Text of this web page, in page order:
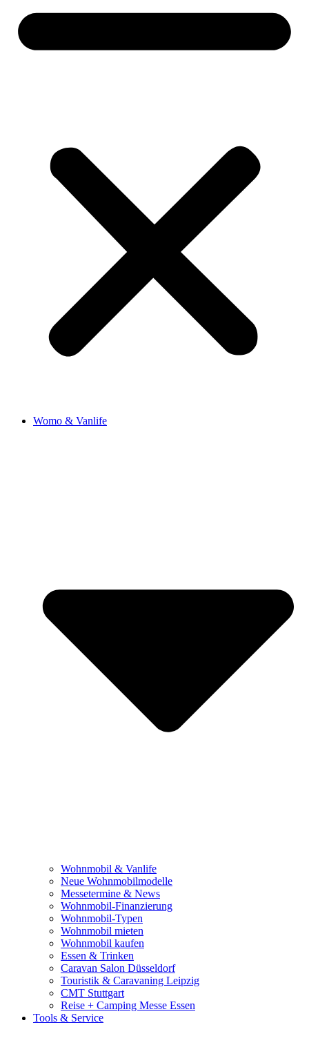
Womo & Vanlife
Wohnmobil & Vanlife
Neue Wohnmobilmodelle
Messetermine & News
Wohnmobil-Finanzierung
Wohnmobil-Typen
Wohnmobil mieten
Wohnmobil kaufen
Essen & Trinken
Caravan Salon Düsseldorf
Touristik & Caravaning Leipzig
CMT Stuttgart
Reise + Camping Messe Essen
Tools & Service